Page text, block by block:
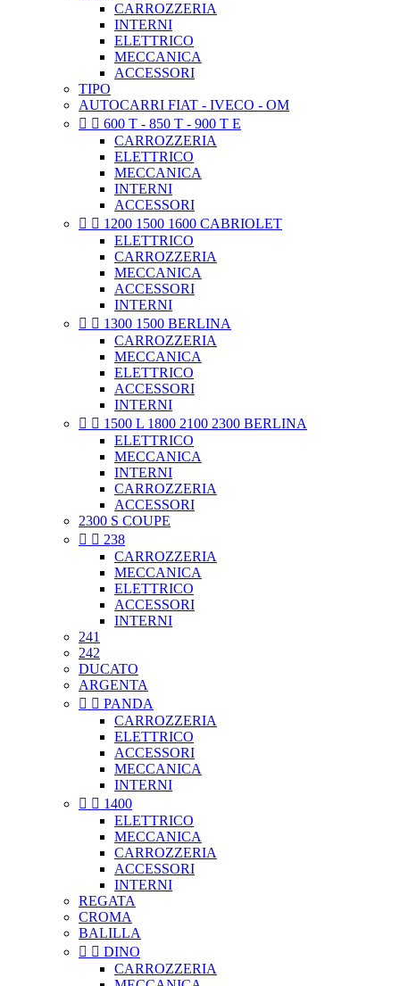
CARROZZERIA
INTERNI
ELETTRICO
MECCANICA
ACCESSORI
TIPO
AUTOCARRI FIAT - IVECO - OM
  600 T - 850 T - 900 T E
CARROZZERIA
ELETTRICO
MECCANICA
INTERNI
ACCESSORI
  1200 1500 1600 CABRIOLET
ELETTRICO
CARROZZERIA
MECCANICA
ACCESSORI
INTERNI
  1300 1500 BERLINA
CARROZZERIA
MECCANICA
ELETTRICO
ACCESSORI
INTERNI
  1500 L 1800 2100 2300 BERLINA
ELETTRICO
MECCANICA
INTERNI
CARROZZERIA
ACCESSORI
2300 S COUPE
  238
CARROZZERIA
MECCANICA
ELETTRICO
ACCESSORI
INTERNI
241
242
DUCATO
ARGENTA
  PANDA
CARROZZERIA
ELETTRICO
ACCESSORI
MECCANICA
INTERNI
  1400
ELETTRICO
MECCANICA
CARROZZERIA
ACCESSORI
INTERNI
REGATA
CROMA
BALILLA
  DINO
CARROZZERIA